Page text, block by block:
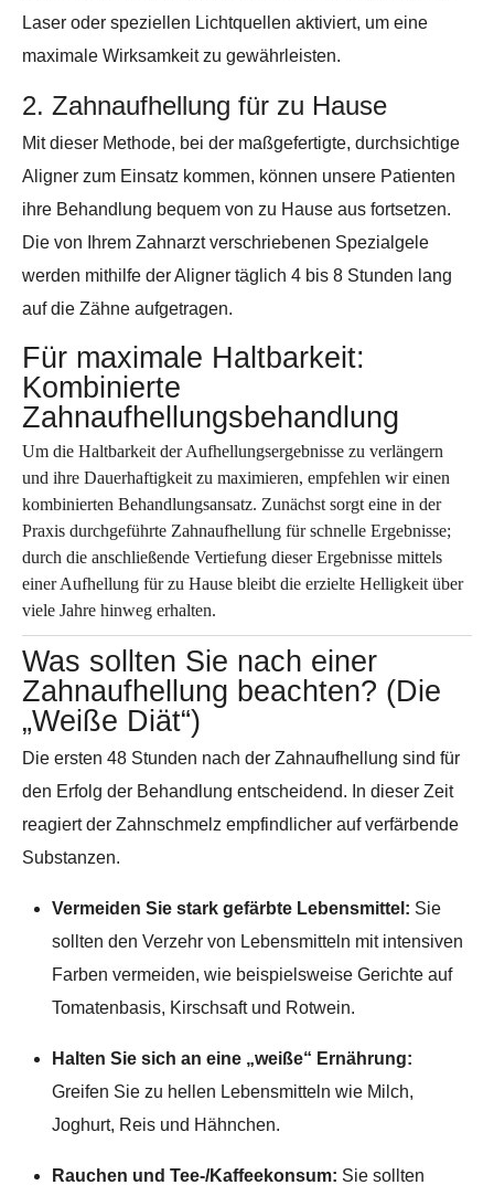
Laser oder speziellen Lichtquellen aktiviert, um eine
maximale Wirksamkeit zu gewährleisten.
2. Zahnaufhellung für zu Hause
Mit dieser Methode, bei der maßgefertigte, durchsichtige
Aligner zum Einsatz kommen, können unsere Patienten
ihre Behandlung bequem von zu Hause aus fortsetzen.
Die von Ihrem Zahnarzt verschriebenen Spezialgele
werden mithilfe der Aligner täglich 4 bis 8 Stunden lang
auf die Zähne aufgetragen.
Für maximale Haltbarkeit:
Kombinierte
Zahnaufhellungsbehandlung
Um die Haltbarkeit der Aufhellungsergebnisse zu verlängern
und ihre Dauerhaftigkeit zu maximieren, empfehlen wir einen
kombinierten Behandlungsansatz. Zunächst sorgt eine in der
Praxis durchgeführte Zahnaufhellung für schnelle Ergebnisse;
durch die anschließende Vertiefung dieser Ergebnisse mittels
einer Aufhellung für zu Hause bleibt die erzielte Helligkeit über
viele Jahre hinweg erhalten.
Was sollten Sie nach einer
Zahnaufhellung beachten? (Die
„Weiße Diät“)
Die ersten 48 Stunden nach der Zahnaufhellung sind für
den Erfolg der Behandlung entscheidend. In dieser Zeit
reagiert der Zahnschmelz empfindlicher auf verfärbende
Substanzen.
Vermeiden Sie stark gefärbte Lebensmittel: Sie
sollten den Verzehr von Lebensmitteln mit intensiven
Farben vermeiden, wie beispielsweise Gerichte auf
Tomatenbasis, Kirschsaft und Rotwein.
Halten Sie sich an eine „weiße“ Ernährung:
Greifen Sie zu hellen Lebensmitteln wie Milch,
Joghurt, Reis und Hähnchen.
Rauchen und Tee-/Kaffeekonsum: Sie sollten